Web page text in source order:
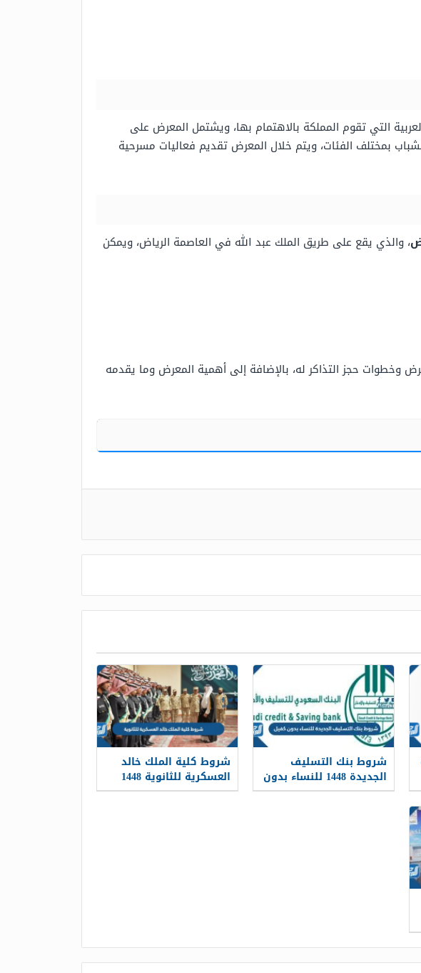
التي تقوم المملكة بالاهتمام بها، ويشتمل المعرض على
بمختلف الفئات، ويتم خلال المعرض تقديم فعاليات مسرحية
، والذي يقع على طريق الملك عبد الله في العاصمة الرياض، ويمكن
وخطوات حجز التذاكر له، بالإضافة إلى أهمية المعرض وما يقدمه
شروط بنك التسليف
الجديدة 1448 للنساء بدون
كفيل
شروط كلية الملك خالد
العسكرية للثانوية 1448